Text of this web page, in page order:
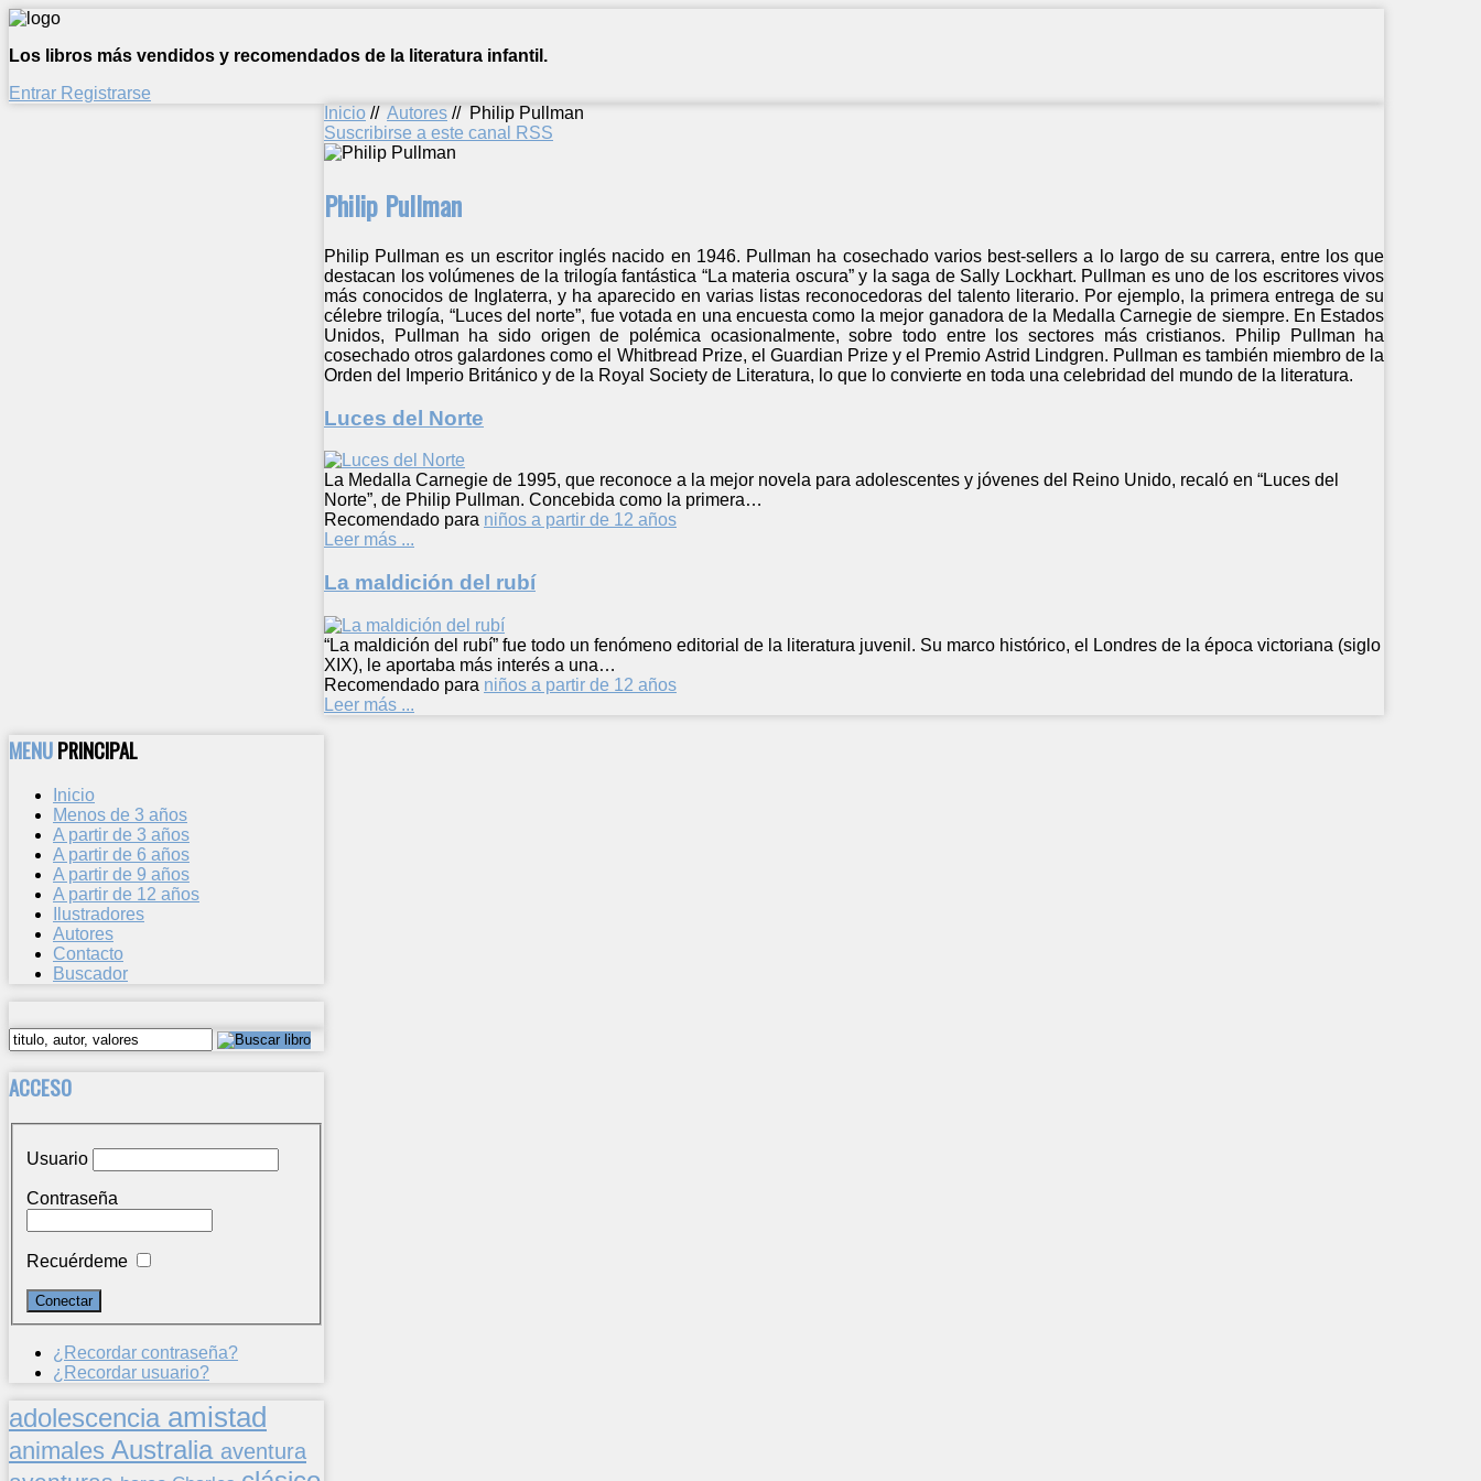
Los libros más vendidos y recomendados de la literatura infantil.
Entrar Registrarse
Inicio // Autores // Philip Pullman
Suscribirse a este canal RSS
Philip Pullman
Philip Pullman es un escritor inglés nacido en 1946. Pullman ha cosechado varios best-sellers a lo largo de su carrera, entre los que
destacan los volúmenes de la trilogía fantástica “La materia oscura” y la saga de Sally Lockhart. Pullman es uno de los escritores vivos
más conocidos de Inglaterra, y ha aparecido en varias listas reconocedoras del talento literario. Por ejemplo, la primera entrega de su
célebre trilogía, “Luces del norte”, fue votada en una encuesta como la mejor ganadora de la Medalla Carnegie de siempre. En Estados
Unidos, Pullman ha sido origen de polémica ocasionalmente, sobre todo entre los sectores más cristianos. Philip Pullman ha
cosechado otros galardones como el Whitbread Prize, el Guardian Prize y el Premio Astrid Lindgren. Pullman es también miembro de la
Orden del Imperio Británico y de la Royal Society de Literatura, lo que lo convierte en toda una celebridad del mundo de la literatura.
Luces del Norte
La Medalla Carnegie de 1995, que reconoce a la mejor novela para adolescentes y jóvenes del Reino Unido, recaló en “Luces del
Norte”, de Philip Pullman. Concebida como la primera…
Recomendado para niños a partir de 12 años
Leer más ...
La maldición del rubí
“La maldición del rubí” fue todo un fenómeno editorial de la literatura juvenil. Su marco histórico, el Londres de la época victoriana (siglo
XIX), le aportaba más interés a una…
Recomendado para niños a partir de 12 años
Leer más ...
MENUPRINCIPAL
Inicio
Menos de 3 años
A partir de 3 años
A partir de 6 años
A partir de 9 años
A partir de 12 años
Ilustradores
Autores
Contacto
Buscador
ACCESO
Usuario
Contraseña
Recuérdeme
¿Recordar contraseña?
¿Recordar usuario?
adolescencia amistad
animales Australia aventura